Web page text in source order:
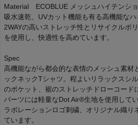
Material ECOBLUE メッシュハイテンシ
吸水速乾、UVカット機能も有る高機能なハ
2WAYの高いストレッチ性とリサイクルポ
を使用し、快適性を高めています。
Spec
高機能ながら都会的な表情のメッシュ素材
ックネックTシャツ。程よいリラックスシ
のポケット、裾のストレッチドローコード
パーツには軽量なDot Air®生地を使用して
ラボレーションロゴ刺繍、オリジナル織り
ています。